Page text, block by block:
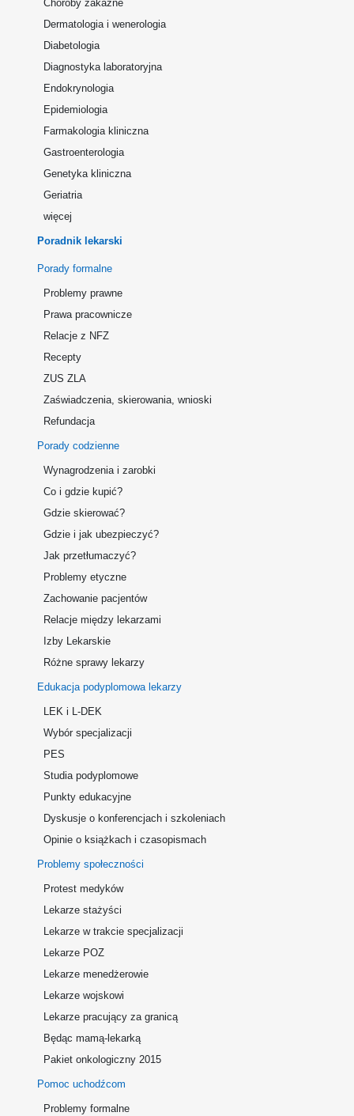
Choroby zakaźne
Dermatologia i wenerologia
Diabetologia
Diagnostyka laboratoryjna
Endokrynologia
Epidemiologia
Farmakologia kliniczna
Gastroenterologia
Genetyka kliniczna
Geriatria
więcej
Poradnik lekarski
Porady formalne
Problemy prawne
Prawa pracownicze
Relacje z NFZ
Recepty
ZUS ZLA
Zaświadczenia, skierowania, wnioski
Refundacja
Porady codzienne
Wynagrodzenia i zarobki
Co i gdzie kupić?
Gdzie skierować?
Gdzie i jak ubezpieczyć?
Jak przetłumaczyć?
Problemy etyczne
Zachowanie pacjentów
Relacje między lekarzami
Izby Lekarskie
Różne sprawy lekarzy
Edukacja podyplomowa lekarzy
LEK i L-DEK
Wybór specjalizacji
PES
Studia podyplomowe
Punkty edukacyjne
Dyskusje o konferencjach i szkoleniach
Opinie o książkach i czasopismach
Problemy społeczności
Protest medyków
Lekarze stażyści
Lekarze w trakcie specjalizacji
Lekarze POZ
Lekarze menedżerowie
Lekarze wojskowi
Lekarze pracujący za granicą
Będąc mamą-lekarką
Pakiet onkologiczny 2015
Pomoc uchodźcom
Problemy formalne